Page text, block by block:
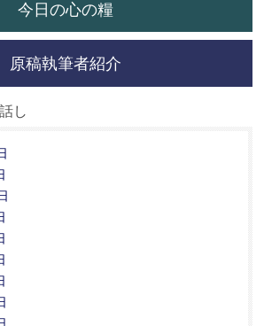
今日の心の糧
原稿執筆者紹介
し